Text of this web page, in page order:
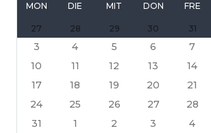
MON DIE MIT DON FRE
27 28 29 30 31
3 4 5 6 7
10
11 12 13 14
17
18 19 20 21
24
25 26 27 28
31
1 2 3 4